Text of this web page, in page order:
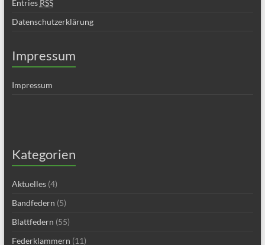
Entries RSS
Datenschutzerklärung
Impressum
Impressum
Kategorien
Aktuelles(4)
Bandfedern (5)
Blattfedern (55)
Federklammern (11)